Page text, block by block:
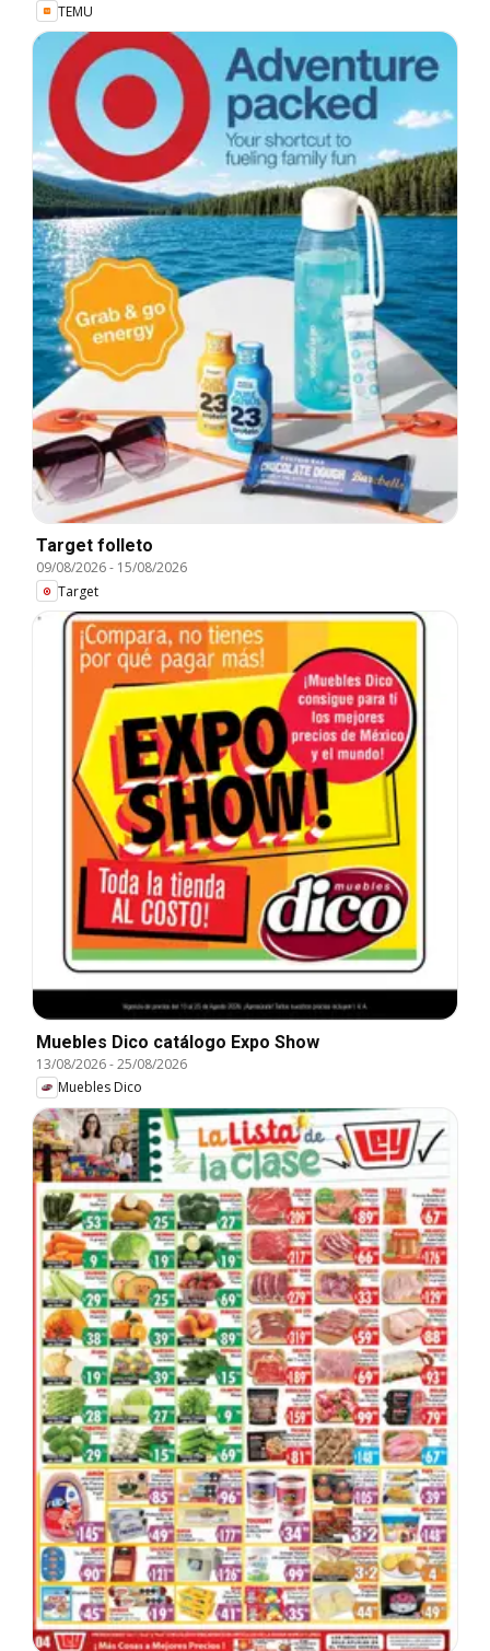
TEMU
Target folleto
09/08/2026- 15/08/2026
Target
Muebles Dico catálogo Expo Show
13/08/2026-25/08/2026
Muebles Dico